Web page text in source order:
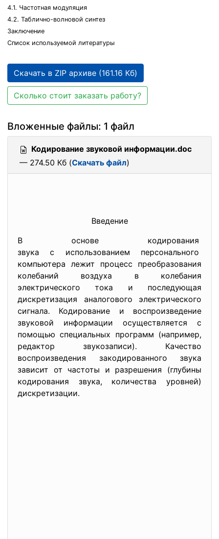
4.1. Частотная модуляция
4.2. Таблично-волновой синтез
Заключение
Список используемой литературы
Скачать в ZIP архиве (161.16 Кб)
Сколько стоит заказать работу?
Вложенные файлы: 1 файл
Кодирование звуковой информации.doc
— 274.50 Кб (Скачать файл)
Введение
В основе кодирования
звука с использованием персонального
компьютера лежит процесс преобразования
колебаний воздуха в колебания
электрического тока и последующая
дискретизация аналогового электрического
сигнала. Кодирование и воспроизведение
звуковой информации осуществляется с
помощью специальных программ (например,
редактор звукозаписи). Качество
воспроизведения закодированного звука
зависит от частоты и разрешения (глубины
кодирования звука, количества уровней)
дискретизации.